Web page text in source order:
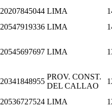
20207845044 LIMA
20547919336 LIMA
20545697697 LIMA
20341848955
PROV. CONST.
DEL CALLAO
20536727524 LIMA